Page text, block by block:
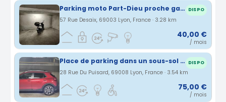
Parking moto Part-Dieu proche gare (n°155) DISPO
57 Rue Desaix, 69003 Lyon, France · 3.28 km
40,00 €
/ mois
Place de parking dans un sous-sol fermé et sécurisé à LYON 8 DISPO
28 Rue Du Puisard, 69008 Lyon, France · 3.54 km
75,00 €
/ mois